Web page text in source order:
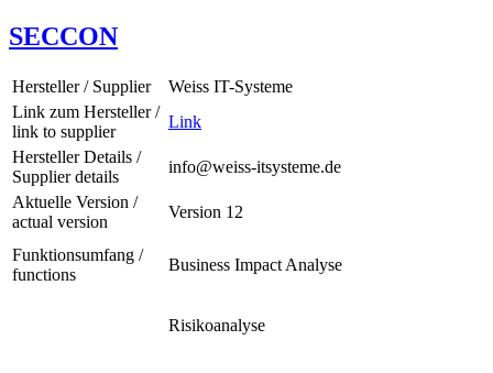
SECCON
Hersteller / Supplier
Weiss IT-Systeme
Link zum Hersteller /
link to supplier
Link
Hersteller Details /
Supplier details
info@weiss-itsysteme.de
Aktuelle Version /
actual version
Version 12
Funktionsumfang /
functions
Business Impact Analyse
Risikoanalyse